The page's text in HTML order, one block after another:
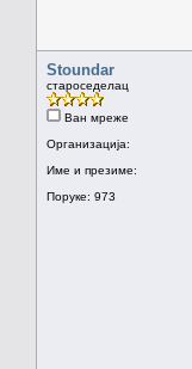
Stoundar
староседелац
Ван мреже
Организација:
Име и презиме:
Поруке: 973